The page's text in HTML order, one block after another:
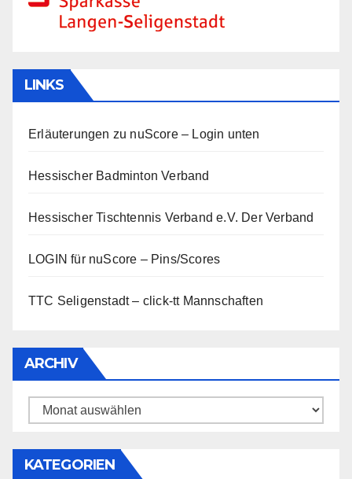
LINKS
Erläuterungen zu nuScore– Login unten
Hessischer Badminton Verband
Hessischer Tischtennis Verband e.V. Der Verband
LOGIN für nuScore – Pins/Scores
TTC Seligenstadt – click-tt Mannschaften
ARCHIV
Archiv
KATEGORIEN